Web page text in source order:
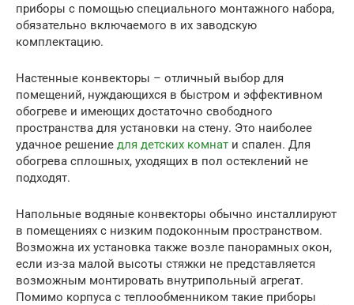
приборы с помощью специального монтажного набора,
обязательно включаемого в их заводскую
комплектацию.
Настенные конвекторы – отличный выбор для
помещений, нуждающихся в быстром и эффективном
обогреве и имеющих достаточно свободного
пространства для установки на стену. Это наиболее
удачное решение для детских комнат и спален. Для
обогрева сплошных, уходящих в пол остеклений не
подходят.
Напольные водяные конвекторы обычно инсталлируют
в помещениях с низким подоконным пространством.
Возможна их установка также возле панорамных окон,
если из-за малой высоты стяжки не представляется
возможным монтировать внутрипольный агрегат.
Помимо корпуса с теплообменником такие приборы